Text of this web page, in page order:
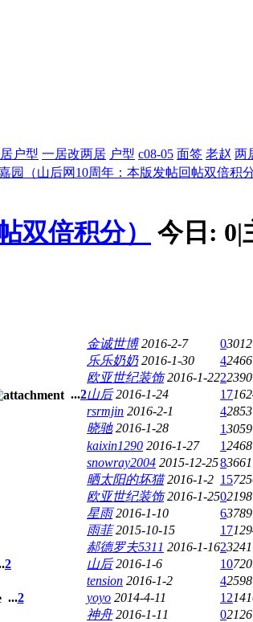
户型 一居改两居 户型 c08-05 面签 老赵 两
园（山后网10周年：本版发帖回帖双倍积分
双倍积分） 今日: 0|
金诚世博 2016-2-7 03012
乐乐奶奶 2016-1-30 42466
欧亚世纪装饰 2016-1-2222390
...2山后 2016-1-24 17
rsrmjin 2016-2-1 42853
晓驰 2016-1-28 13059
kaixin1290 2016-1-27 12468
snowray2004 2015-12-2583661
晒太阳的坏猫 2016-1-2 15
欧亚世纪装饰 2016-1-2502198
星雨 2016-1-10 63789
雨菲 2015-10-15 17
郝德罗夫5311 2016-1-1623241
2 山后 2016-1-6 10
tension 2016-1-2 42598
...2 yoyo 2014-4-11 12
神舟 2016-1-11 02126